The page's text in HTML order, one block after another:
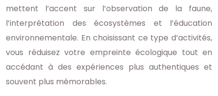
mettent l’accent sur l’observation de la faune,
l’interprétation des écosystèmes et l’éducation
environnementale. En choisissant ce type d’activités,
vous réduisez votre empreinte écologique tout en
accédant à des expériences plus authentiques et
souvent plus mémorables.